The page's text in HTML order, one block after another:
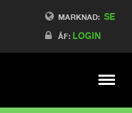
MARKNAD: SE
ÅF: LOGIN
Meny